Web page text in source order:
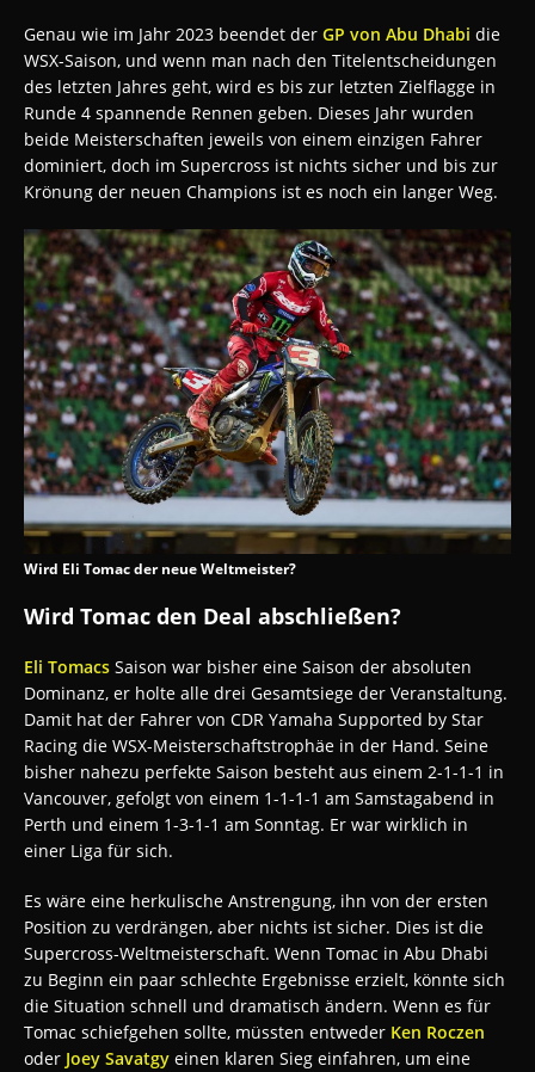
Genau wie im Jahr 2023 beendet der GP von Abu Dhabi die
WSX-Saison, und wenn man nach den Titelentscheidungen
des letzten Jahres geht, wird es bis zur letzten Zielflagge in
Runde 4 spannende Rennen geben. Dieses Jahr wurden
beide Meisterschaften jeweils von einem einzigen Fahrer
dominiert, doch im Supercross ist nichts sicher und bis zur
Krönung der neuen Champions ist es noch ein langer Weg.
Wird Eli Tomac der neue Weltmeister?
Wird Tomac den Deal abschließen?
Eli Tomacs Saison war bisher eine Saison der absoluten
Dominanz, er holte alle drei Gesamtsiege der Veranstaltung.
Damit hat der Fahrer von CDR Yamaha Supported by Star
Racing die WSX-Meisterschaftstrophäe in der Hand. Seine
bisher nahezu perfekte Saison besteht aus einem 2-1-1-1 in
Vancouver, gefolgt von einem 1-1-1-1 am Samstagabend in
Perth und einem 1-3-1-1 am Sonntag. Er war wirklich in
einer Liga für sich.
Es wäre eine herkulische Anstrengung, ihn von der ersten
Position zu verdrängen, aber nichts ist sicher. Dies ist die
Supercross-Weltmeisterschaft. Wenn Tomac in Abu Dhabi
zu Beginn ein paar schlechte Ergebnisse erzielt, könnte sich
die Situation schnell und dramatisch ändern. Wenn es für
Tomac schiefgehen sollte, müssten entweder Ken Roczen
oder Joey Savatgy einen klaren Sieg einfahren, um eine